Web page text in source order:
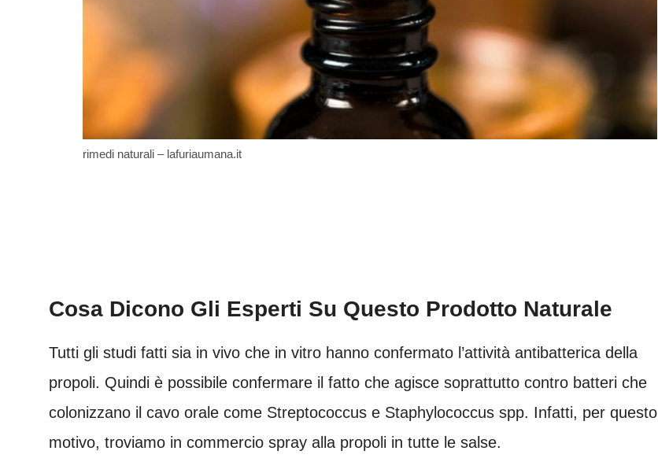
rimedi naturali – lafuriaumana.it
Cosa Dicono Gli Esperti Su Questo Prodotto Naturale
Tutti gli studi fatti sia in vivo che in vitro hanno confermato l’attività antibatterica della
propoli. Quindi è possibile confermare il fatto che agisce soprattutto contro batteri che
colonizzano il cavo orale come Streptococcus e Staphylococcus spp. Infatti, per questo
motivo, troviamo in commercio spray alla propoli in tutte le salse.